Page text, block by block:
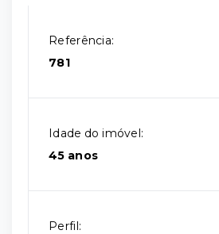
Referência:
781
Idade do imóvel:
45 anos
Perfil: